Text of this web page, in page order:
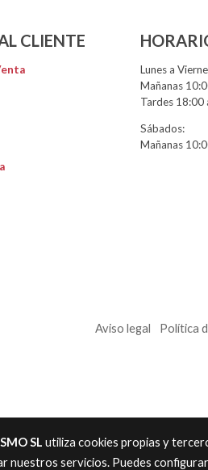
CLIENTE
Lunes a
Mañanas
Tardes 18:00
Sábados:
Mañanas
Aviso legal Política
SL utiliza cookies propias y
nuestros servicios. Puedes